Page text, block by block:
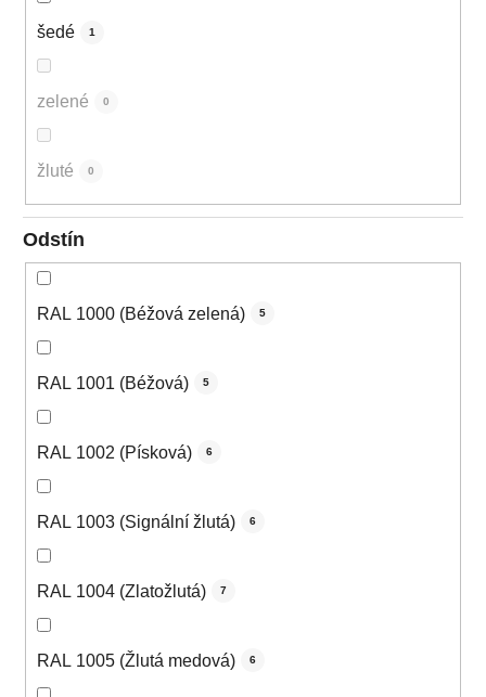
šedé 1
zelené 0
žluté 0
Odstín
RAL 1000 (Béžová zelená) 5
RAL 1001 (Béžová) 5
RAL 1002 (Písková) 6
RAL 1003 (Signální žlutá) 6
RAL 1004 (Zlatožlutá) 7
RAL 1005 (Žlutá medová) 6